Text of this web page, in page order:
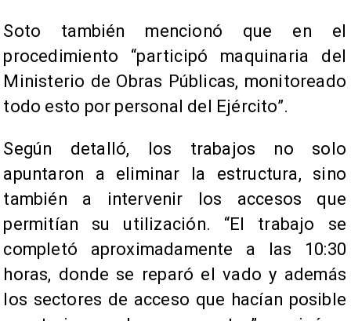
Soto también mencionó que en el
procedimiento “participó maquinaria del
Ministerio de Obras Públicas, monitoreado
todo esto por personal del Ejército”.
Según detalló, los trabajos no solo
apuntaron a eliminar la estructura, sino
también a intervenir los accesos que
permitían su utilización. “El trabajo se
completó aproximadamente a las 10:30
horas, donde se reparó el vado y además
los sectores de acceso que hacían posible